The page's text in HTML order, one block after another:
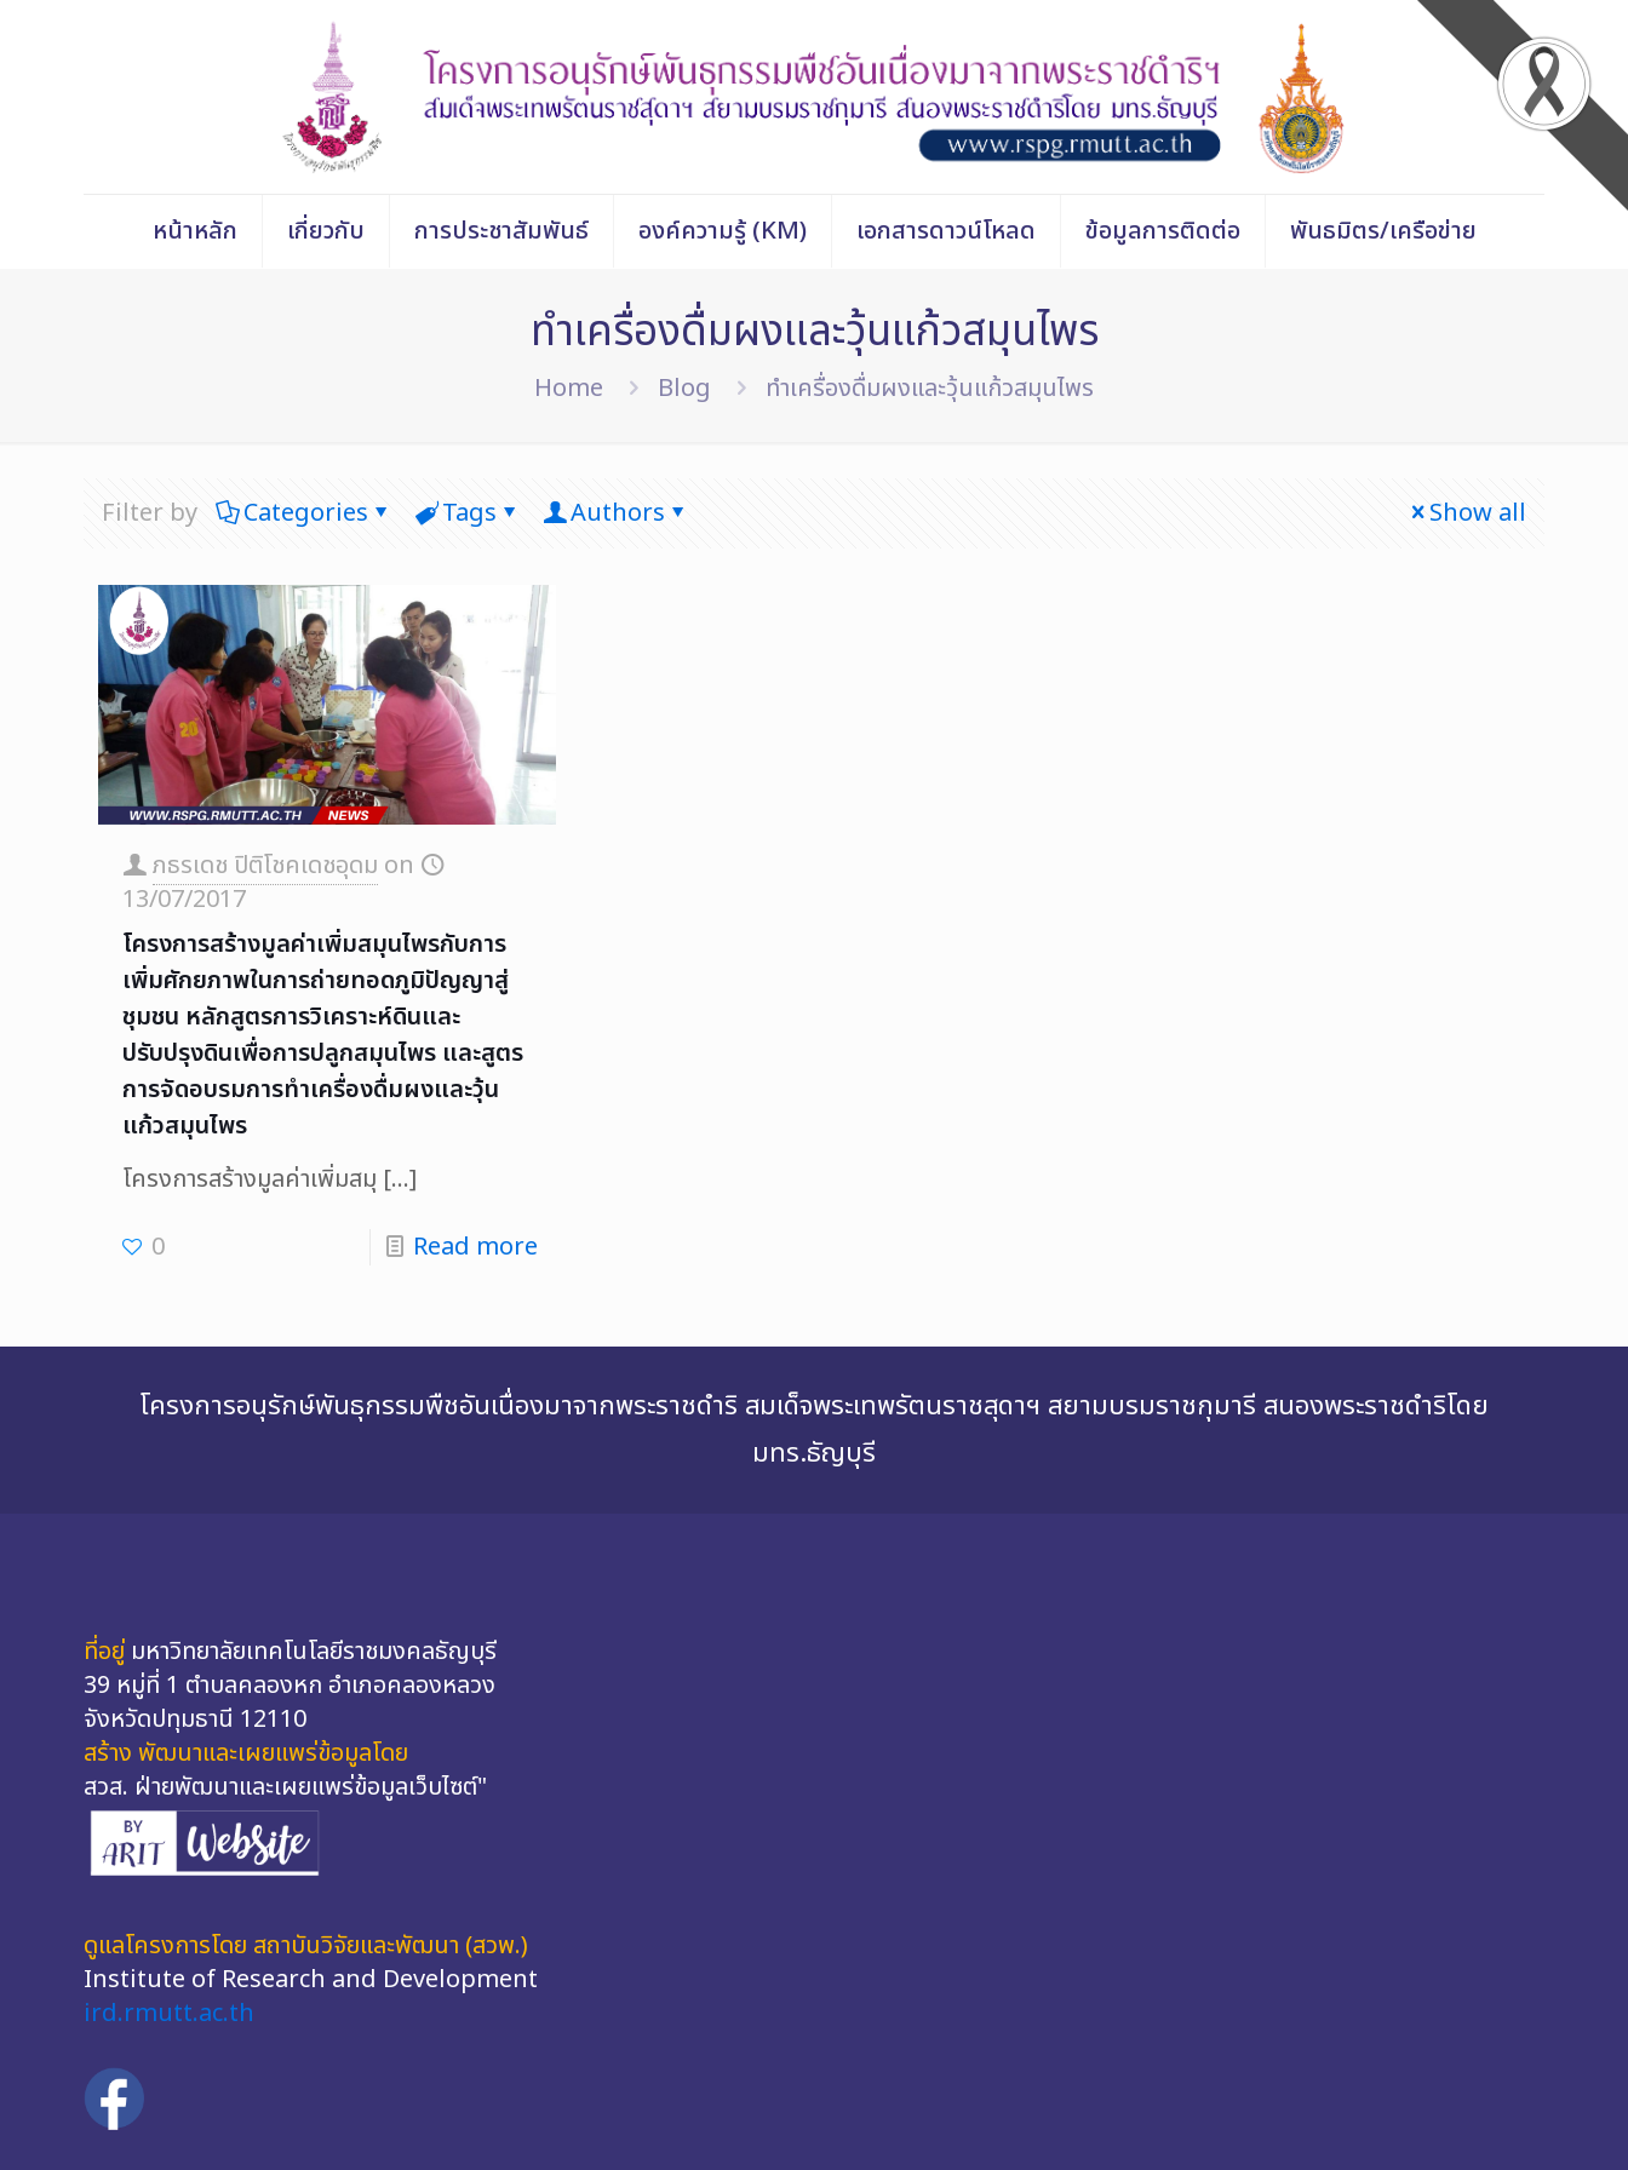
หน้าหลัก เกี่ยวกับ การประชาสัมพันธ์ องค์ความรู้ (KM) เอกสารดาวน์โหลด ข้อมูลการติดต่อ พันธมิตร/เครือข่าย
ทำเครื่องดื่มผงและวุ้นแก้วสมุนไพร
Home Blog ทำเครื่องดื่มผงและวุ้นแก้วสมุนไพร
Filter by Categories Tags Authors Show all
ภธรเดช ปิติโชคเดชอุดม on
13/07/2017
โครงการสร้างมูลค่าเพิ่มสมุนไพรกับการ
เพิ่มศักยภาพในการถ่ายทอดภูมิปัญญาสู่
ชุมชน หลักสูตรการวิเคราะห์ดินและ
ปรับปรุงดินเพื่อการปลูกสมุนไพร และสูตร
การจัดอบรมการทำเครื่องดื่มผงและวุ้น
แก้วสมุนไพร
โครงการสร้างมูลค่าเพิ่มสมุ […]
0
Read more
โครงการอนุรักษ์พันธุกรรมพืชอันเนื่องมาจากพระราชดำริ สมเด็จพระเทพรัตนราชสุดาฯ สยามบรมราชกุมารี สนองพระราชดำริโดย
มทร.ธัญบุรี
ที่อยู่ มหาวิทยาลัยเทคโนโลยีราชมงคลธัญบุรี
39 หมู่ที่ 1 ตำบลคลองหก อำเภอคลองหลวง
จังหวัดปทุมธานี 12110
สร้าง พัฒนาและเผยแพร่ข้อมูลโดย
สวส. ฝ่ายพัฒนาและเผยแพร่ข้อมูลเว็บไซต์"
ดูแลโครงการโดย สถาบันวิจัยและพัฒนา (สวพ.)
Institute of Research and Development
ird.rmutt.ac.th